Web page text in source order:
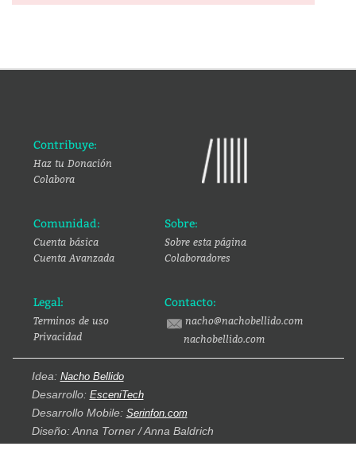
Contribuye:
Haz tu Donación
Colabora
Comunidad:
Cuenta básica
Cuenta Avanzada
Sobre:
Sobre esta página
Colaboradores
Legal:
Terminos de uso
Privacidad
Contacto:
nacho@nachobellido.com
nachobellido.com
Idea: Nacho Bellido
Desarrollo: EsceniTech
Desarrollo Mobile: Serinfon.com
Diseño: Anna Torner / Anna Baldrich